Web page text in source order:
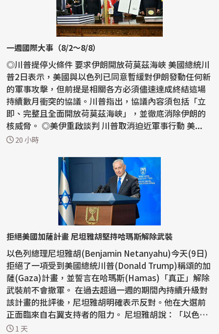
一週國際大事（8/2～8/8）
◎川普提停火條件 要求伊朗開放荷莫茲海峽 美國總統川
普2日表示，美國與以色列已同意暫緩對伊朗發動任何新
的軍事攻擊，但前提是相關各方必須儘速達成終結這場
持續數月衝突的協議。川普指出，協議內容須包括「立
即、完整且全面開放荷莫茲海峽」，並徹底消除伊朗的
核威脅。 ◎美伊重啟談判 川普取消迫近軍事行動 美...
20 小時
拒絕美國加薩計畫 尼坦雅胡堅持哈瑪斯解除武裝
以色列總理尼坦雅胡(Benjamin Netanyahu)今天(9日)
拒絕了一項受到美國總統川普(Donald Trump)稱頌的加
薩(Gaza)計畫，並誓言在哈瑪斯(Hamas)「真正」解除
武裝前不會撤軍。 在過去超過一週的期間內持續升級對
該計畫的批評後，尼坦雅胡明確表示反對。他在大選前
正面臨來自右翼支持者的阻力。 尼坦雅胡說：「以色列
拒絕...
1 天